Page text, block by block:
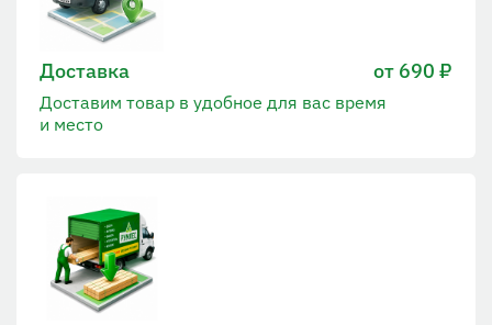
Доставка от 690 ₽
Доставим товар в удобное для вас время
и место